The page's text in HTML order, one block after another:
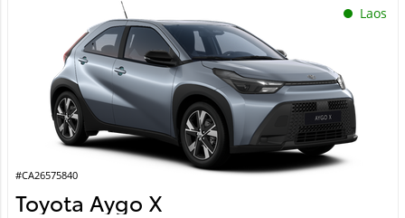
Laos
#CA26575840
Toyota Aygo X